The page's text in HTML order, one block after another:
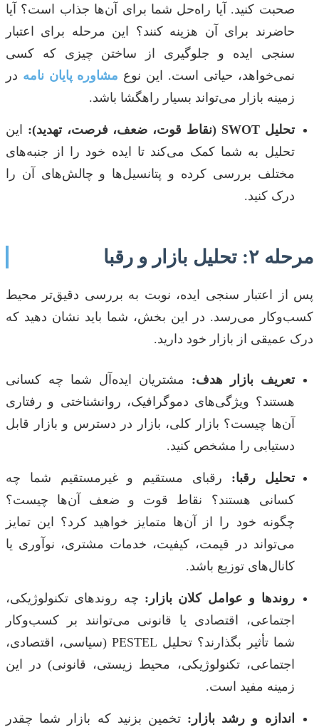
صحبت کنید. آیا راه‌حل شما برای آن‌ها جذاب است؟ آیا
حاضرند برای آن هزینه کنند؟ این مرحله برای اعتبار
سنجی ایده و جلوگیری از ساختن چیزی که کسی
نمی‌خواهد، حیاتی است. این نوع مشاوره پایان نامه در
زمینه بازار می‌تواند بسیار راهگشا باشد.
تحلیل SWOT (نقاط قوت، ضعف، فرصت، تهدید):
این
تحلیل به شما کمک می‌کند تا ایده خود را از جنبه‌های
مختلف بررسی کرده و پتانسیل‌ها و چالش‌های آن را
درک کنید.
مرحله ۲: تحلیل بازار و رقبا
پس از اعتبار سنجی ایده، نوبت به بررسی دقیق‌تر محیط
کسب‌وکار می‌رسد. در این بخش، شما باید نشان دهید که
درک عمیقی از بازار خود دارید.
تعریف بازار هدف: مشتریان ایده‌آل شما چه کسانی
هستند؟ ویژگی‌های دموگرافیک، روانشناختی و رفتاری
آن‌ها چیست؟ بازار کلی، بازار در دسترس و بازار قابل
دستیابی را مشخص کنید.
تحلیل رقبا: رقبای مستقیم و غیرمستقیم شما چه
کسانی هستند؟ نقاط قوت و ضعف آن‌ها چیست؟
چگونه خود را از آن‌ها متمایز خواهید کرد؟ این تمایز
می‌تواند در قیمت، کیفیت، خدمات مشتری، نوآوری یا
کانال‌های توزیع باشد.
روندها و عوامل کلان بازار: چه روندهای تکنولوژیکی،
اجتماعی، اقتصادی یا قانونی می‌توانند بر کسب‌وکار
شما تأثیر بگذارند؟ تحلیل PESTEL (سیاسی، اقتصادی،
اجتماعی، تکنولوژیکی، محیط زیستی، قانونی) در این
زمینه مفید است.
اندازه و رشد بازار: تخمین بزنید که بازار شما چقدر